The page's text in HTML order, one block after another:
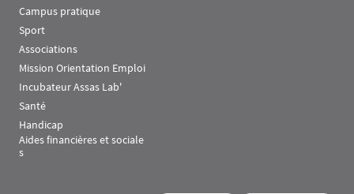
Campus pratique
Sport
Associations
Mission Orientation Emploi
Incubateur Assas Lab'
Santé
Handicap
Aides financières et sociale
s